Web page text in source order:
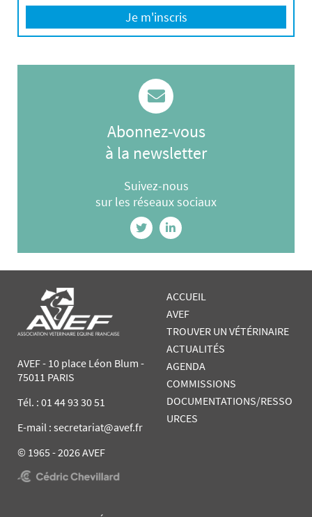
Je m'inscris
Abonnez-vous
à la newsletter
Suivez-nous
sur les réseaux sociaux
AVEF - 10 place Léon Blum -
75011 PARIS
Tél. : 01 44 93 30 51
E-mail : secretariat@avef.fr
© 1965 - 2026 AVEF
ACCUEIL
AVEF
TROUVER UN VÉTÉRINAIRE
ACTUALITÉS
AGENDA
COMMISSIONS
DOCUMENTATIONS/RESSO
URCES